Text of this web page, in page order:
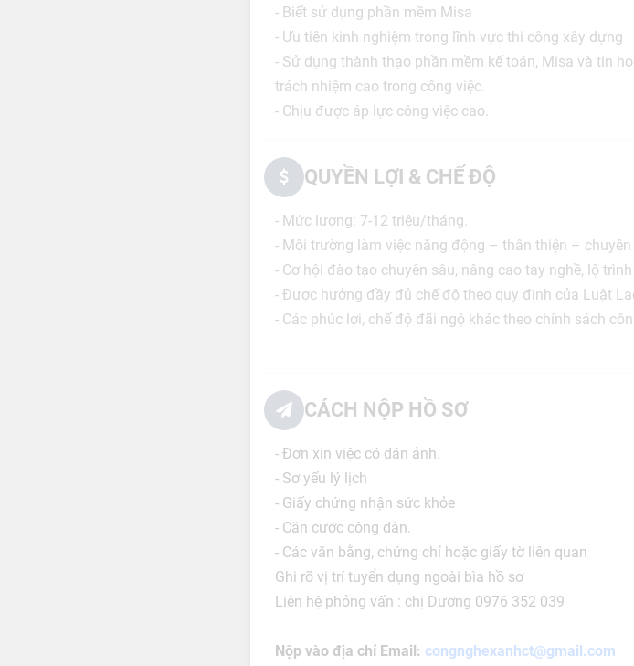
- Biết sử dụng phần mềm Misa
- Ưu tiên kinh nghiệm trong lĩnh vực thi công xây dựng
- Sử dụng thành thạo phần mềm kế toán, Misa và tin
trách nhiệm cao trong công việc.
- Chịu được áp lực công việc cao.
QUYỀN LỢI & CHẾ ĐỘ
- Mức lương: 7-12 triệu/tháng.
- Môi trường làm việc năng động – thân thiện –
- Cơ hội đào tạo chuyên sâu, nâng cao tay nghề, lộ
- Được hưởng đầy đủ chế độ theo quy định của Luật
- Các phúc lợi, chế độ đãi ngộ khác theo chính sách
CÁCH NỘP HỒ SƠ
- Đơn xin việc có dán ảnh.
- Sơ yếu lý lịch
- Giấy chứng nhận sức khỏe
- Căn cước công dân.
- Các văn bằng, chứng chỉ hoặc giấy tờ liên quan
Ghi rõ vị trí tuyển dụng ngoài bìa hồ sơ
Liên hệ phỏng vấn : chị Dương 0976 352 039
Nộp vào địa chỉ Email: congnghexanhct@gmail.com